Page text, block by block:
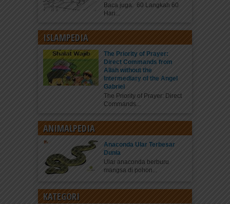
Baca juga: 60 Langkah 60
Hari...
ISLAMPEDIA
The Priority of Prayer:
Direct Commands from
Allah without the
Intermediary of the Angel
Gabriel
The Priority of Prayer: Direct
Commands...
ANIMALPEDIA
Anaconda Ular Terbesar
Dunia
Ular anaconda berburu
mangsa di pohon...
KATEGORI